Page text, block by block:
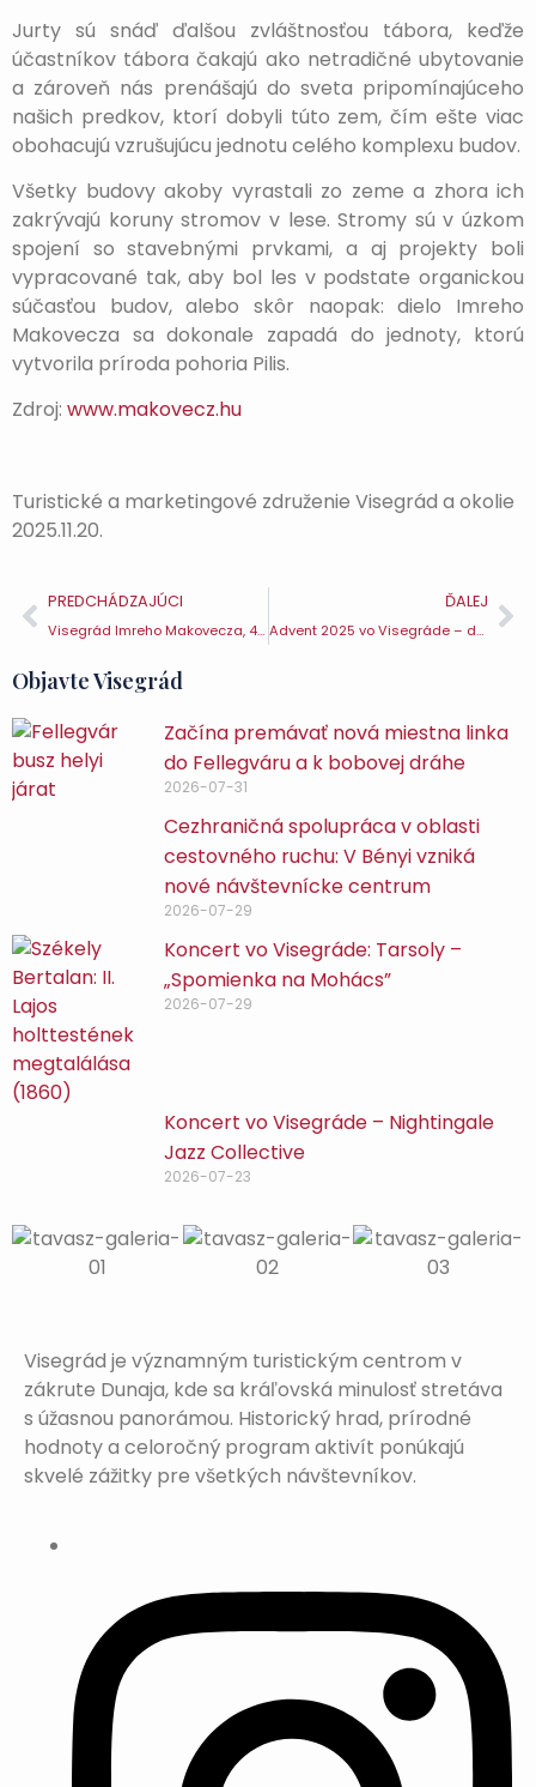
Jurty sú snáď ďalšou zvláštnosťou tábora, keďže
účastníkov tábora čakajú ako netradičné ubytovanie
a zároveň nás prenášajú do sveta pripomínajúceho
našich predkov, ktorí dobyli túto zem, čím ešte viac
obohacujú vzrušujúcu jednotu celého komplexu budov.
Všetky budovy akoby vyrastali zo zeme a zhora ich
zakrývajú koruny stromov v lese. Stromy sú v úzkom
spojení so stavebnými prvkami, a aj projekty boli
vypracované tak, aby bol les v podstate organickou
súčasťou budov, alebo skôr naopak: dielo Imreho
Makovecza sa dokonale zapadá do jednoty, ktorú
vytvorila príroda pohoria Pilis.
Zdroj: www.makovecz.hu
Turistické a marketingové združenie Visegrád a okolie
2025.11.20.
PREDCHÁDZAJÚCI
Visegrád Imreho Makovecza, 4. časť – Reštaurácia Mogyoróhegy
ĎALEJ
Advent 2025 vo Visegráde – druhá sviečka
Objavte Visegrád
Začína premávať nová miestna linka
do Fellegváru a k bobovej dráhe
2026-07-31
Cezhraničná spolupráca v oblasti
cestovného ruchu: V Bényi vzniká
nové návštevnícke centrum
2026-07-29
Koncert vo Visegráde: Tarsoly –
„Spomienka na Mohács”
2026-07-29
Koncert vo Visegráde – Nightingale
Jazz Collective
2026-07-23
Visegrád je významným turistickým centrom v
zákrute Dunaja, kde sa kráľovská minulosť stretáva
s úžasnou panorámou. Historický hrad, prírodné
hodnoty a celoročný program aktivít ponúkajú
skvelé zážitky pre všetkých návštevníkov.